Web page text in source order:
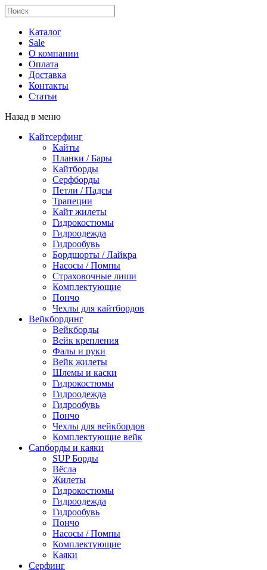
Каталог
Sale
О компании
Оплата
Доставка
Контакты
Статьи
Назад в меню
Кайтсерфинг
Кайты
Планки / Бары
Кайтборды
Серфборды
Петли / Падсы
Трапеции
Кайт жилеты
Гидрокостюмы
Гидроодежда
Гидрообувь
Бордшорты / Лайкра
Насосы / Помпы
Страховочные лиши
Комплектующие
Пончо
Чехлы для кайтбордов
Вейкбординг
Вейкборды
Вейк крепления
Фалы и руки
Вейк жилеты
Шлемы и каски
Гидрокостюмы
Гидроодежда
Гидрообувь
Пончо
Чехлы для вейкбордов
Комплектующие вейк
Сапборды и каяки
SUP Борды
Вёсла
Жилеты
Гидрокостюмы
Гидроодежда
Гидрообувь
Пончо
Насосы / Помпы
Комплектующие
Каяки
Серфинг